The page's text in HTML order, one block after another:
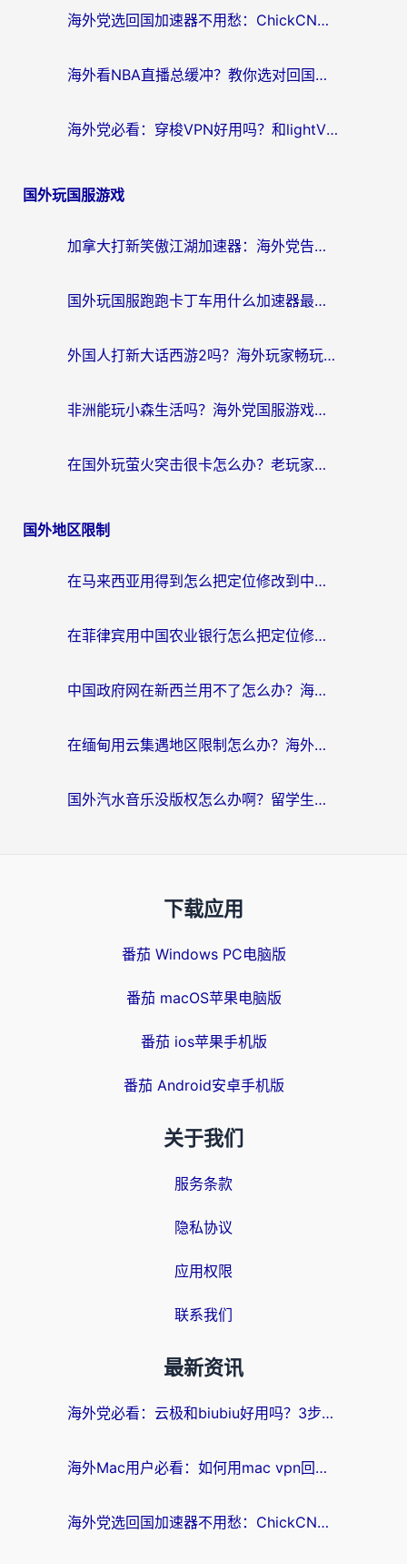
海外党选回国加速器不用愁：ChickCN和SpeedCN好用吗？实测对比+避坑指南
海外看NBA直播总缓冲？教你选对回国加速器，无缝看球还能刷国内剧
海外党必看：穿梭VPN好用吗？和lightVPN对比哪个回国效果更好？附真实体验与选择指南
国外玩国服游戏
加拿大打新笑傲江湖加速器：海外党告别延迟卡顿的实用指南
国外玩国服跑跑卡丁车用什么加速器最好？2026真实玩家亲测避坑指南
外国人打新大话西游2吗？海外玩家畅玩国服游戏的终极加速器指南
非洲能玩小森生活吗？海外党国服游戏加速器终极指南（附阿根廷CF手游帕斯卡契约解决方案）
在国外玩萤火突击很卡怎么办？老玩家亲测有效的加速器选择指南
国外地区限制
在马来西亚用得到怎么把定位修改到中国国内？留学生亲测有效的追剧看片攻略
在菲律宾用中国农业银行怎么把定位修改到中国国内？海外华人必看的数字生活解决方案
中国政府网在新西兰用不了怎么办？海外华人追剧看新闻的实用指南
在缅甸用云集遇地区限制怎么办？海外党亲测有效解决方案来了！
国外汽水音乐没版权怎么办啊？留学生亲测有效的回国加速攻略
下载应用
番茄 Windows PC电脑版
番茄 macOS苹果电脑版
番茄 ios苹果手机版
番茄 Android安卓手机版
关于我们
服务条款
隐私协议
应用权限
联系我们
最新资讯
海外党必看：云极和biubiu好用吗？3步选对回国加速器，无缝刷国内剧玩手游
海外Mac用户必看：如何用mac vpn回国实现无缝刷国内剧玩国服？
海外党选回国加速器不用愁：ChickCN和SpeedCN好用吗？实测对比+避坑指南